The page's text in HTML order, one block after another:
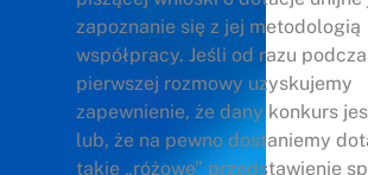
zapoznanie się z jej metodologią
współpracy. Jeśli od razu
pierwszej rozmowy uzyskujemy
zapewnienie, że dany konkurs
lub, że na pewno dostaniemy
takie „różowe” przedstawienie